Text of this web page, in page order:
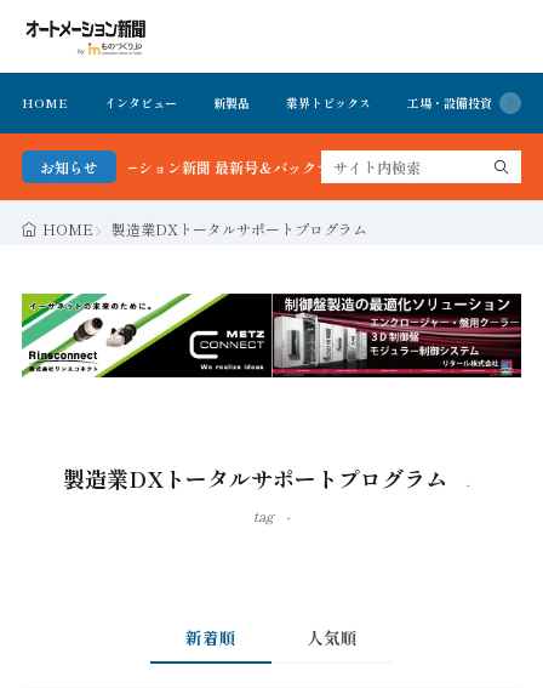
HOME インタビュー 新製品 業界トピックス 工場・設備投資
お知らせ
！オートメーション新聞 最新号＆バックナンバーを無料で公開中 詳細はこちら
HOME 製造業DXトータルサポートプログラム
製造業DXトータルサポートプログラム
tag
新着順 人気順